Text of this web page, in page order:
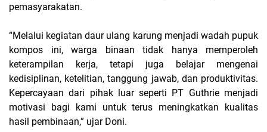
pemasyarakatan.
“Melalui kegiatan daur ulang karung menjadi wadah pupuk
kompos ini, warga binaan tidak hanya memperoleh
keterampilan kerja, tetapi juga belajar mengenai
kedisiplinan, ketelitian, tanggung jawab, dan produktivitas.
Kepercayaan dari pihak luar seperti PT Guthrie menjadi
motivasi bagi kami untuk terus meningkatkan kualitas
hasil pembinaan,” ujar Doni.